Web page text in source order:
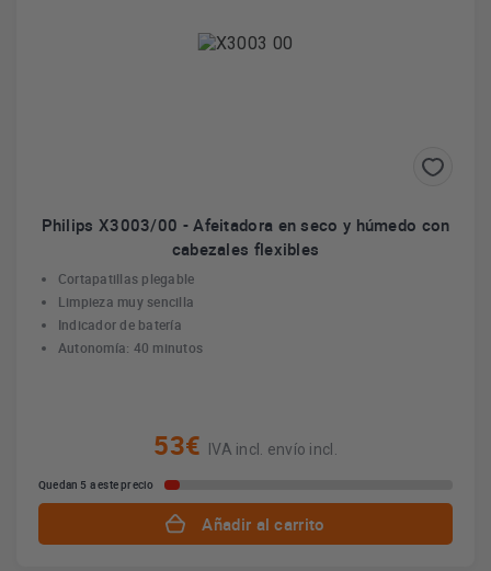
Philips X3003/00 - Afeitadora en seco y húmedo con
cabezales flexibles
Cortapatillas plegable
Limpieza muy sencilla
Indicador de batería
Autonomía: 40 minutos
53€ IVA incl. envío incl.
Quedan 5 a este precio
Añadir al carrito